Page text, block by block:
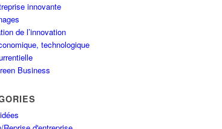
innovante
de l’innovation
technologique
Business